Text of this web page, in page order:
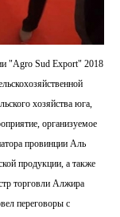
"Agro Sud Export" 2018
хозяйства юга,
организуемое
провинции Аль
продукции, а также
торговли Алжира
переговоры с